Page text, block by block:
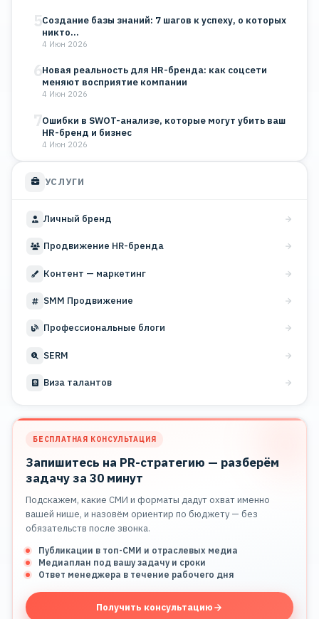
5Создание базы знаний: 7 шагов к успеху, о которых
никто…
4 Июн 2026
6Новая реальность для HR-бренда: как соцсети
меняют восприятие компании
4 Июн 2026
7Ошибки в SWOT-анализе, которые могут убить ваш
HR-бренд и бизнес
4 Июн 2026
УСЛУГИ
Личный бренд
Продвижение HR-бренда
Контент — маркетинг
SMM Продвижение
Профессиональные блоги
SERM
Виза талантов
БЕСПЛАТНАЯ КОНСУЛЬТАЦИЯ
Запишитесь на PR-стратегию — разберём
задачу за 30 минут
Подскажем, какие СМИ и форматы дадут охват именно
вашей нише, и назовём ориентир по бюджету — без
обязательств после звонка.
Публикации в топ-СМИ и отраслевых медиа
Медиаплан под вашу задачу и сроки
Ответ менеджера в течение рабочего дня
Получить консультацию